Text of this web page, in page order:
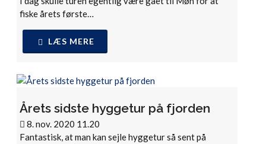
fiske årets første…
LÆS MERE
Årets sidste hyggetur på fjorden
8. nov. 2020 11.20
Fantastisk, at man kan sejle hyggetur så sent på